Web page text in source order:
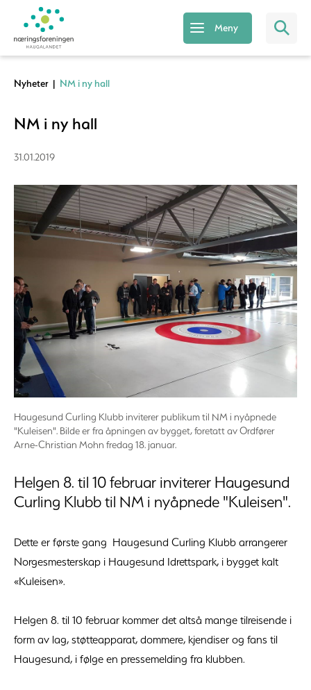
Meny
Nyheter | NM i ny hall
NM i ny hall
31.01.2019
Haugesund Curling Klubb inviterer publikum til NM i nyåpnede
"Kuleisen". Bilde er fra åpningen av bygget, foretatt av Ordfører
Arne-Christian Mohn fredag 18. januar.
Helgen 8. til 10 februar inviterer Haugesund
Curling Klubb til NM i nyåpnede "Kuleisen".
Dette er første gang Haugesund Curling Klubb arrangerer
Norgesmesterskap i Haugesund Idrettspark, i bygget kalt
«Kuleisen».
Helgen 8. til 10 februar kommer det altså mange tilreisende i
form av lag, støtteapparat, dommere, kjendiser og fans til
Haugesund, i følge en pressemelding fra klubben.